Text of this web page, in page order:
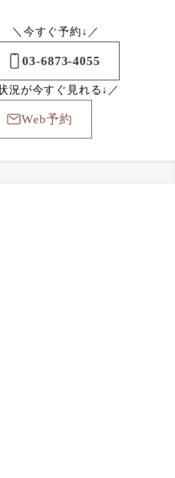
＼今すぐ予約↓／
03-6873-4055
況が今すぐ見れる↓／
Web予約